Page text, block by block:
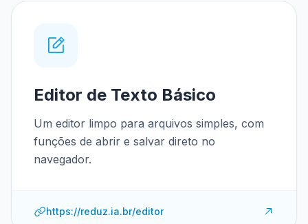
Editor de Texto Básico
Um editor limpo para arquivos simples, com
funções de abrir e salvar direto no
navegador.
https://reduz.ia.br/editor